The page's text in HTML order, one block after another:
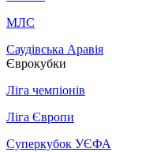
МЛС
Саудівська Аравія
Єврокубки
Ліга чемпіонів
Ліга Європи
Суперкубок УЄФА